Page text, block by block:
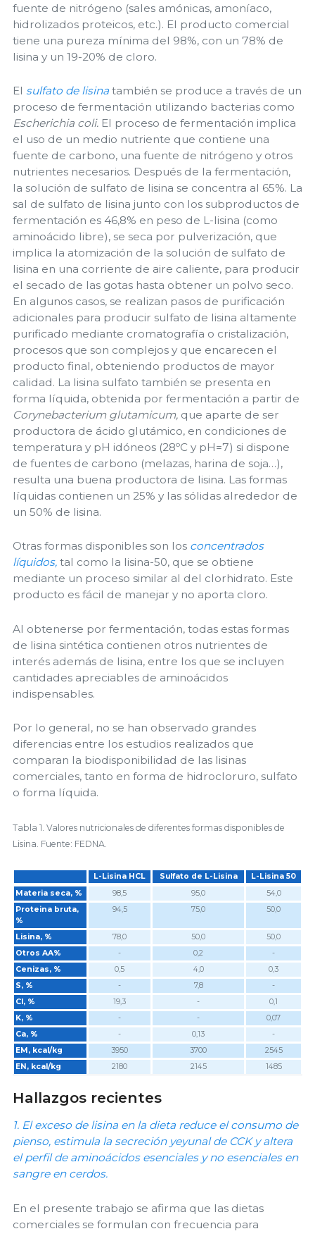
fuente de nitrógeno (sales amónicas, amoníaco,
hidrolizados proteicos, etc.). El producto comercial
tiene una pureza mínima del 98%, con un 78% de
lisina y un 19-20% de cloro.
El sulfato de lisina también se produce a través de un
proceso de fermentación utilizando bacterias como
Escherichia coli. El proceso de fermentación implica
el uso de un medio nutriente que contiene una
fuente de carbono, una fuente de nitrógeno y otros
nutrientes necesarios. Después de la fermentación,
la solución de sulfato de lisina se concentra al 65%. La
sal de sulfato de lisina junto con los subproductos de
fermentación es 46,8% en peso de L-lisina (como
aminoácido libre), se seca por pulverización, que
implica la atomización de la solución de sulfato de
lisina en una corriente de aire caliente, para producir
el secado de las gotas hasta obtener un polvo seco.
En algunos casos, se realizan pasos de purificación
adicionales para producir sulfato de lisina altamente
purificado mediante cromatografía o cristalización,
procesos que son complejos y que encarecen el
producto final, obteniendo productos de mayor
calidad. La lisina sulfato también se presenta en
forma líquida, obtenida por fermentación a partir de
Corynebacterium glutamicum, que aparte de ser
productora de ácido glutámico, en condiciones de
temperatura y pH idóneos (28ºC y pH=7) si dispone
de fuentes de carbono (melazas, harina de soja…),
resulta una buena productora de lisina. Las formas
líquidas contienen un 25% y las sólidas alrededor de
un 50% de lisina.
Otras formas disponibles son los concentrados
líquidos, tal como la lisina-50, que se obtiene
mediante un proceso similar al del clorhidrato. Este
producto es fácil de manejar y no aporta cloro.
Al obtenerse por fermentación, todas estas formas
de lisina sintética contienen otros nutrientes de
interés además de lisina, entre los que se incluyen
cantidades apreciables de aminoácidos
indispensables.
Por lo general, no se han observado grandes
diferencias entre los estudios realizados que
comparan la biodisponibilidad de las lisinas
comerciales, tanto en forma de hidrocloruro, sulfato
o forma líquida.
Tabla 1. Valores nutricionales de diferentes formas disponibles de
Lisina. Fuente: FEDNA.
L-Lisina HCL Sulfato de L-Lisina
L-Lisina 50
L-Lisina HCL
Sulfato de L-Lisina L-Lisina 50
Materia seca, % 98,5 95,0
54,0
Proteina bruta,
%
94,5 75,0 50,0
Lisina, % 78,0 50,0
50,0
Otros AA%
- 0,2
-
Cenizas, %
0,5 4,0
0,3
S, %
- 7,8
-
Cl, %
19,3 -
0,1
K, %
- -
0,07
Ca, %
- 0,13
-
EM, kcal/kg
3950 3700
2545
EN, kcal/kg
2180 2145 1485
Hallazgos recientes
1. El exceso de lisina en la dieta reduce el consumo de
pienso, estimula la secreción yeyunal de CCK y altera
el perfil de aminoácidos esenciales y no esenciales en
sangre en cerdos.
En el presente trabajo se afirma que las dietas
comerciales se formulan con frecuencia para